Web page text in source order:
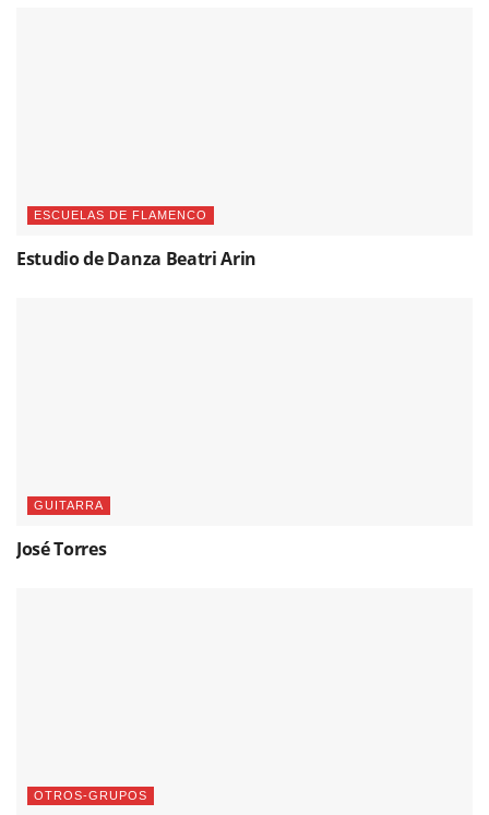
ESCUELAS DE FLAMENCO
Estudio de Danza Beatri Arin
GUITARRA
José Torres
OTROS-GRUPOS